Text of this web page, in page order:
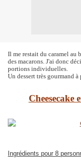
Il me restait du caramel au
des macarons. J'ai donc
portions individuelles.
Un dessert très gourmand
Cheesecake
Ingrédients pour 8